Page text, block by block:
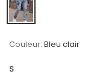
Couleur: Bleu clair
S